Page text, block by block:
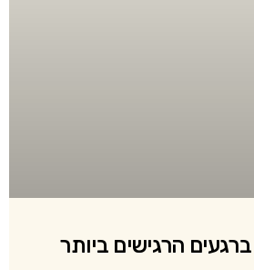
ברגעים הרגישים ביותר